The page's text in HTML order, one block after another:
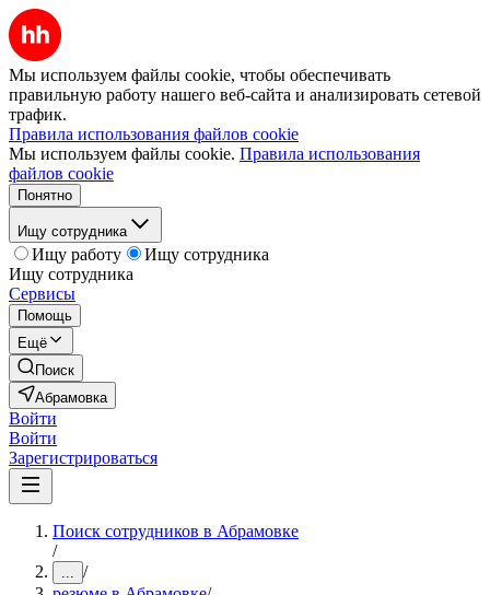
Мы используем файлы cookie, чтобы обеспечивать
правильную работу нашего веб-сайта и анализировать сетевой
трафик.
Правила использования файлов cookie
Мы используем файлы cookie. Правила использования
файлов cookie
Понятно
Ищу сотрудника
Ищу работу
Ищу сотрудника
Ищу сотрудника
Сервисы
Помощь
Ещё
Поиск
Абрамовка
Войти
Войти
Зарегистрироваться
Поиск сотрудников в Абрамовке
/
... /